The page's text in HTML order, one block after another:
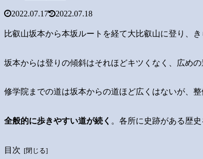
2022.07.17 2022.07.18
比叡山坂本から本坂ルートを経て大比叡山に登り、
坂本からは登りの傾斜はそれほどキツくなく、広めの
修学院までの道は坂本からの道ほど広くはないが、
全般的に歩きやすい道が続く 。各所に史跡がある歴
目次